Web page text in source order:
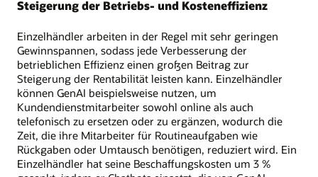
Steigerung der Betriebs- und Kosteneffizienz
Einzelhändler arbeiten in der Regel mit sehr geringen
Gewinnspannen, sodass jede Verbesserung der
betrieblichen Effizienz einen großen Beitrag zur
Steigerung der Rentabilität leisten kann. Einzelhändler
können GenAI beispielsweise nutzen, um
Kundendienstmitarbeiter sowohl online als auch
telefonisch zu ersetzen oder zu ergänzen, wodurch die
Zeit, die ihre Mitarbeiter für Routineaufgaben wie
Rückgaben oder Umtausch benötigen, reduziert wird. Ein
Einzelhändler hat seine Beschaffungskosten um 3 %